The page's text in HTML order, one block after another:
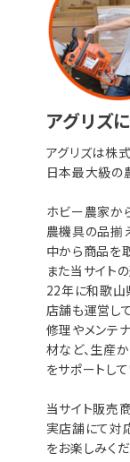
アグリズ
アグリズは株
日本最大級の
ホビー農家か
農機具の品揃
中から商品を
また当サイト
22年に和歌山
店舗も運営し
修理やメンテ
材など、生産
をサポートして
当サイト販売
実店舗にて対
をお楽しみくだ